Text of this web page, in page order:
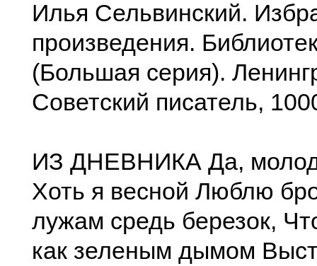
Илья Сельвинский.
произведения.
(Большая серия).
Советский писатель,
ИЗ ДНЕВНИКА Да,
Хоть я весной Люблю
лужам средь березок,
как зеленым дымом